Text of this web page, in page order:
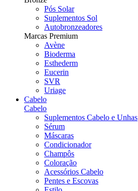
Pós Solar
Suplementos Sol
Autobronzeadores
Marcas Premium
Avène
Bioderma
Esthederm
Eucerin
SVR
Uriage
Cabelo
Cabelo
Suplementos Cabelo e Unhas
Sérum
Máscaras
Condicionador
Champôs
Coloração
Acessórios Cabelo
Pentes e Escovas